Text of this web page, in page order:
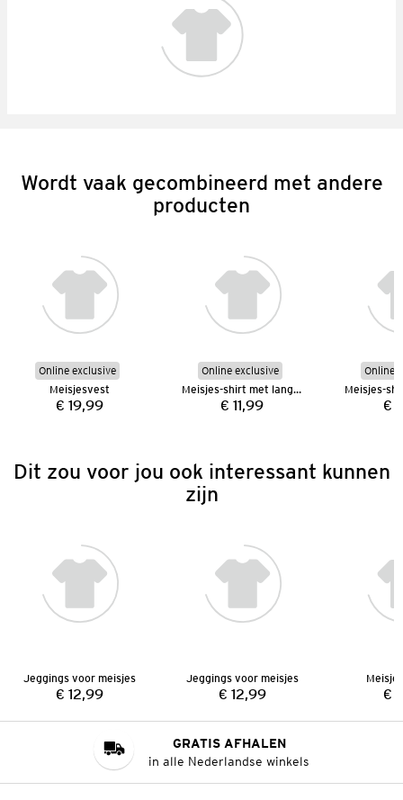
Wordt vaak gecombineerd met andere
producten
Online exclusive
Meisjesvest
Prijs:
€ 19,99
Online exclusive
Meisjes-shirt met lange mouwen
Prijs:
€ 11,99
Online
€
Dit zou voor jou ook interessant kunnen
zijn
Jeggings voor meisjes
Prijs:
€ 12,99
Jeggings voor meisjes
Prijs:
€ 12,99 €
GRATIS AFHALEN
in alle Nederlandse winkels